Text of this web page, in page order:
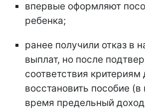
впервые оформляют
ребенка;
ранее получили отказ в
выплат, но после
соответствия критериям
восстановить пособие
время предельный